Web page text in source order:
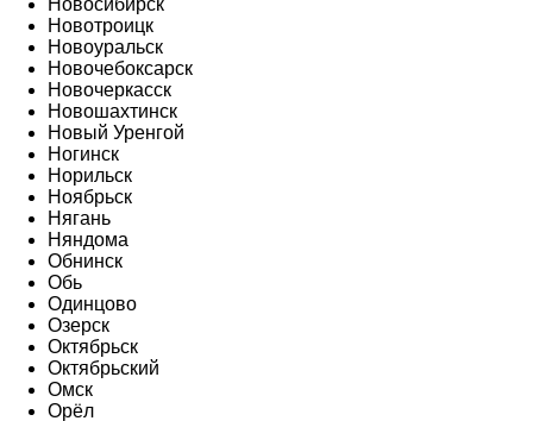
Новосибирск
Новотроицк
Новоуральск
Новочебоксарск
Новочеркасск
Новошахтинск
Новый Уренгой
Ногинск
Норильск
Ноябрьск
Нягань
Няндома
Обнинск
Обь
Одинцово
Озерск
Октябрьск
Октябрьский
Омск
Орёл